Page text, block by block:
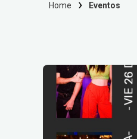
Home Eventos